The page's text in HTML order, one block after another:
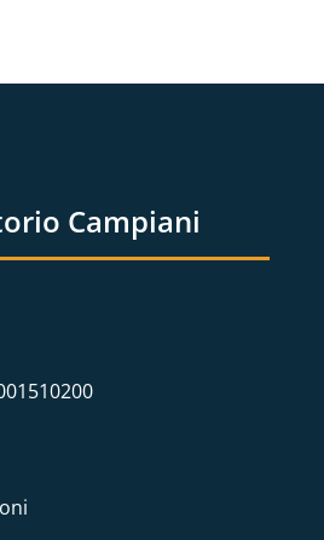
Campiani